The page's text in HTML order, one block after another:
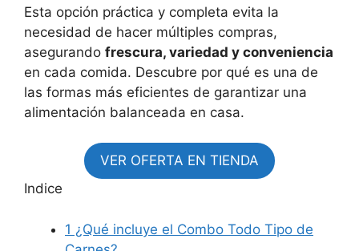
Esta opción práctica y completa evita la
necesidad de hacer múltiples compras,
asegurando frescura, variedad y conveniencia
en cada comida. Descubre por qué es una de
las formas más eficientes de garantizar una
alimentación balanceada en casa.
VER OFERTA EN TIENDA
Indice
1 ¿Qué incluye el Combo Todo Tipo de